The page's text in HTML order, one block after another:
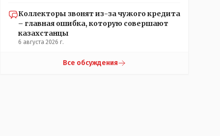
Коллекторы звонят из-за чужого кредита
– главная ошибка, которую совершают
казахстанцы
6 августа 2026 г.
Все обсуждения